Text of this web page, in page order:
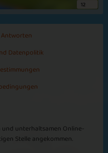
12
Datenpolitik
unterhaltsamen Online-
Stelle angekommen.